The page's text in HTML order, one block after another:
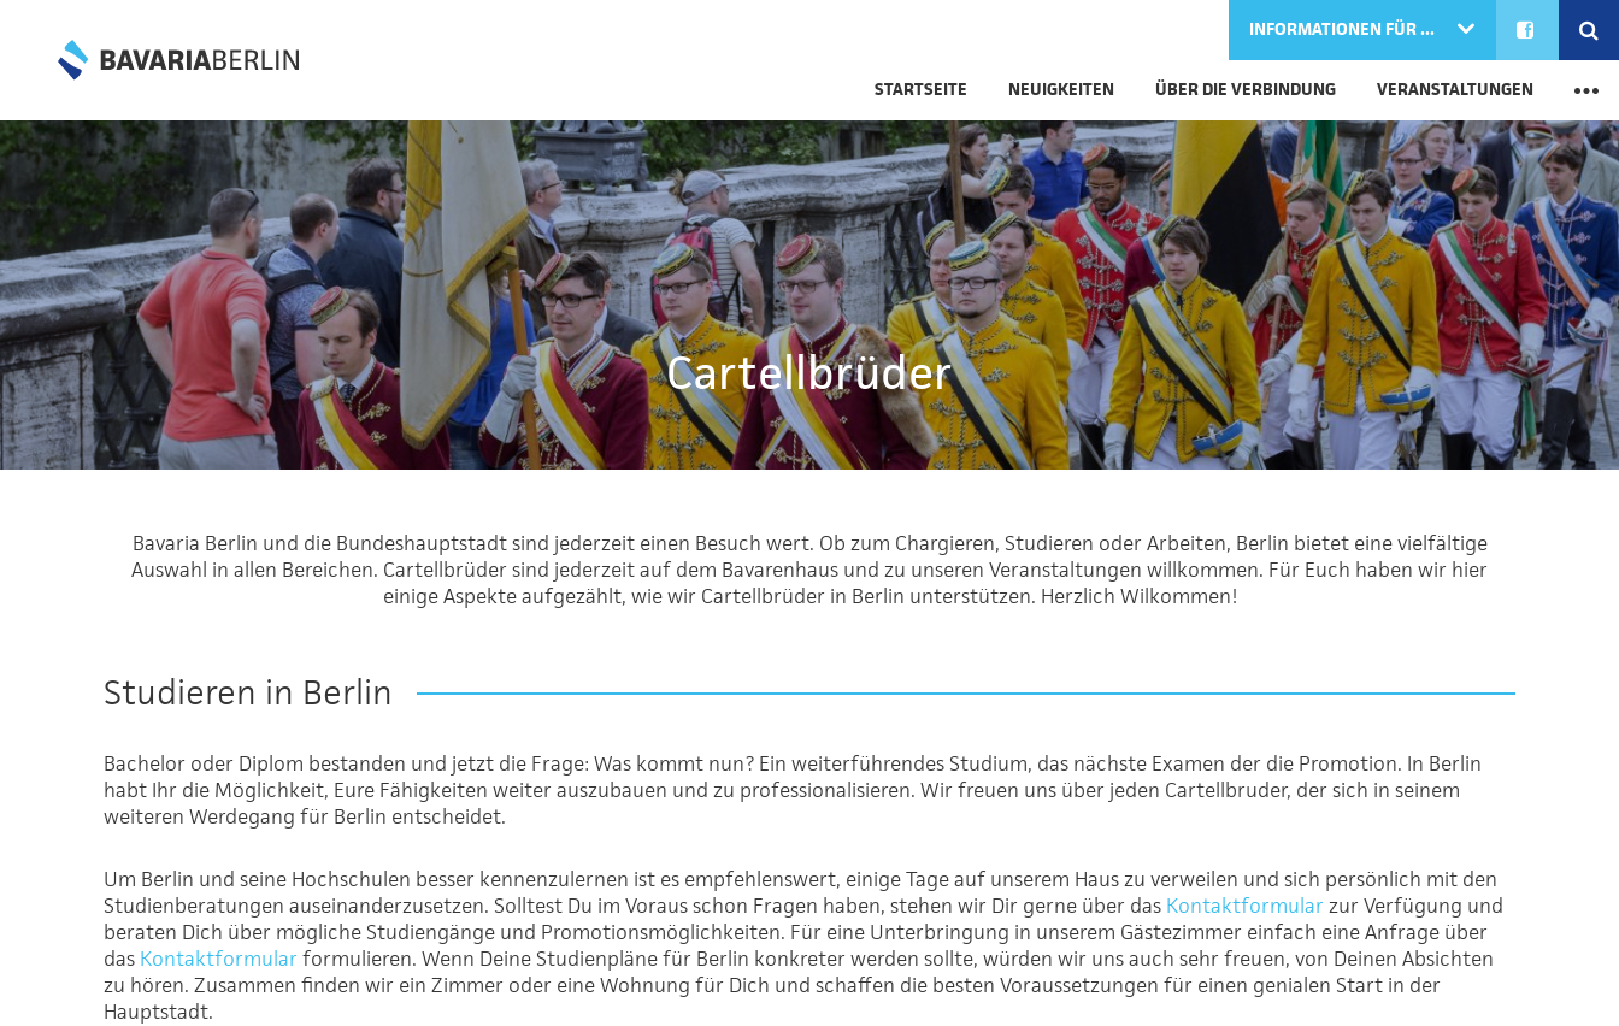
INFORMATIONEN FÜR ... FACEBOOK
STARTSEITE NEUIGKEITEN ÜBER DIE VERBINDUNG VERANSTALTUNGEN
Cartellbrüder
Bavaria Berlin und die Bundeshauptstadt sind jederzeit einen Besuch wert. Ob zum Chargieren, Studieren oder Arbeiten, Berlin bietet eine vielfältige
Auswahl in allen Bereichen. Cartellbrüder sind jederzeit auf dem Bavarenhaus und zu unseren Veranstaltungen willkommen. Für Euch haben wir hier
einige Aspekte aufgezählt, wie wir Cartellbrüder in Berlin unterstützen. Herzlich Wilkommen!
Studieren in Berlin
Bachelor oder Diplom bestanden und jetzt die Frage: Was kommt nun? Ein weiterführendes Studium, das nächste Examen der die Promotion. In Berlin
habt Ihr die Möglichkeit, Eure Fähigkeiten weiter auszubauen und zu professionalisieren. Wir freuen uns über jeden Cartellbruder, der sich in seinem
weiteren Werdegang für Berlin entscheidet.
Um Berlin und seine Hochschulen besser kennenzulernen ist es empfehlenswert, einige Tage auf unserem Haus zu verweilen und sich persönlich mit den
Studienberatungen auseinanderzusetzen. Solltest Du im Voraus schon Fragen haben, stehen wir Dir gerne über das Kontaktformular zur Verfügung und
beraten Dich über mögliche Studiengänge und Promotionsmöglichkeiten. Für eine Unterbringung in unserem Gästezimmer einfach eine Anfrage über
das Kontaktformular formulieren. Wenn Deine Studienpläne für Berlin konkreter werden sollte, würden wir uns auch sehr freuen, von Deinen Absichten
zu hören. Zusammen finden wir ein Zimmer oder eine Wohnung für Dich und schaffen die besten Voraussetzungen für einen genialen Start in der
Hauptstadt.